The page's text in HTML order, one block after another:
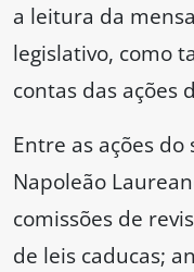
a leitura da
legislativo, como
contas das ações
Entre as ações do
Napoleão
comissões de
de leis caducas;